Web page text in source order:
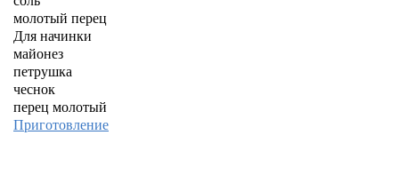
молотый перец
Для начинки
майонез
петрушка
чеснок
перец молотый
Приготовление